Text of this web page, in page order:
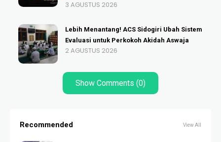
3 AGUSTUS 2026
Lebih Menantang! ACS Sidogiri Ubah Sistem
Evaluasi untuk Perkokoh Akidah Aswaja
2 AGUSTUS 2026
Show Comments (0)
Recommended View All